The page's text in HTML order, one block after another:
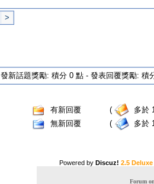
>
發新話題獎勵: 積分 0 點 - 發表回覆獎勵:
有新回覆 (
多於
無新回覆
( 多於
Powered by Discuz! 2.5 Deluxe
Forum